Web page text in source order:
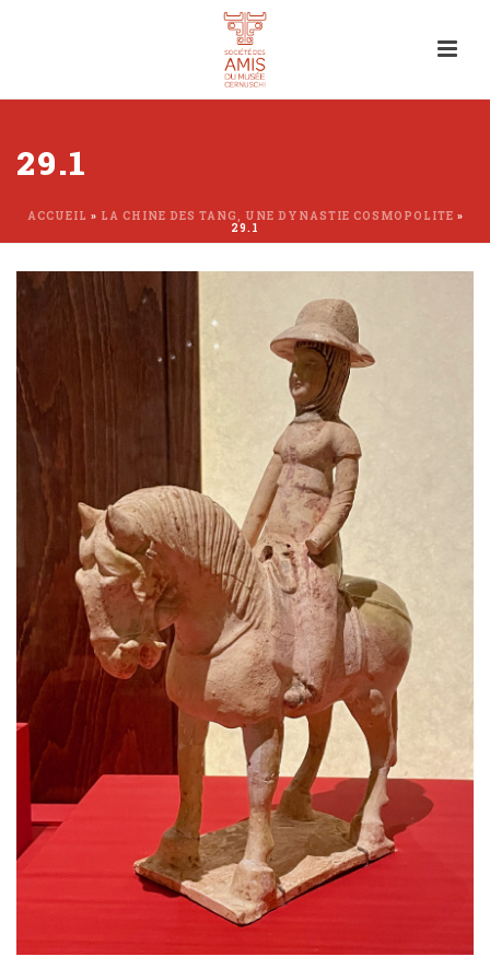
29.1
ACCUEIL » LA CHINE DES TANG, UNE DYNASTIE COSMOPOLITE »
29.1